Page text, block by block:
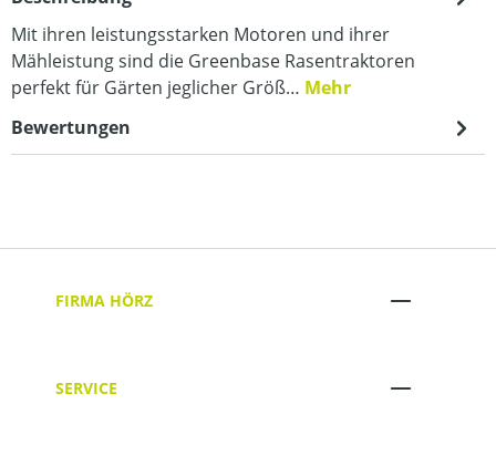
Mit ihren leistungsstarken Motoren und ihrer
Mähleistung sind die Greenbase Rasentraktoren
perfekt für Gärten jeglicher Größ… Mehr
Bewertungen
FIRMA HÖRZ
SERVICE